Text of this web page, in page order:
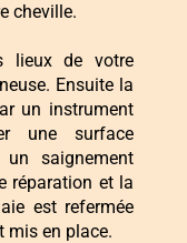
cheville.
lieux de votre
Ensuite la
un instrument
une surface
saignement
réparation et la
est refermée
mis en place.